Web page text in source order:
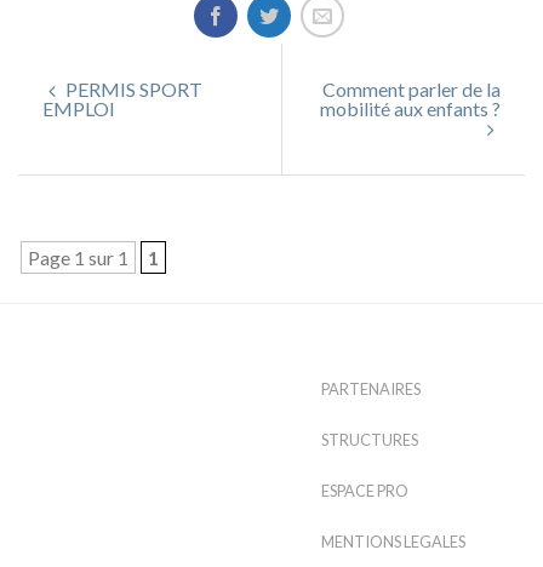
PERMIS SPORT
EMPLOI
Comment parler de la
mobilité aux enfants ?
Page 1 sur 1 1
PARTENAIRES
STRUCTURES
ESPACE PRO
MENTIONS LEGALES